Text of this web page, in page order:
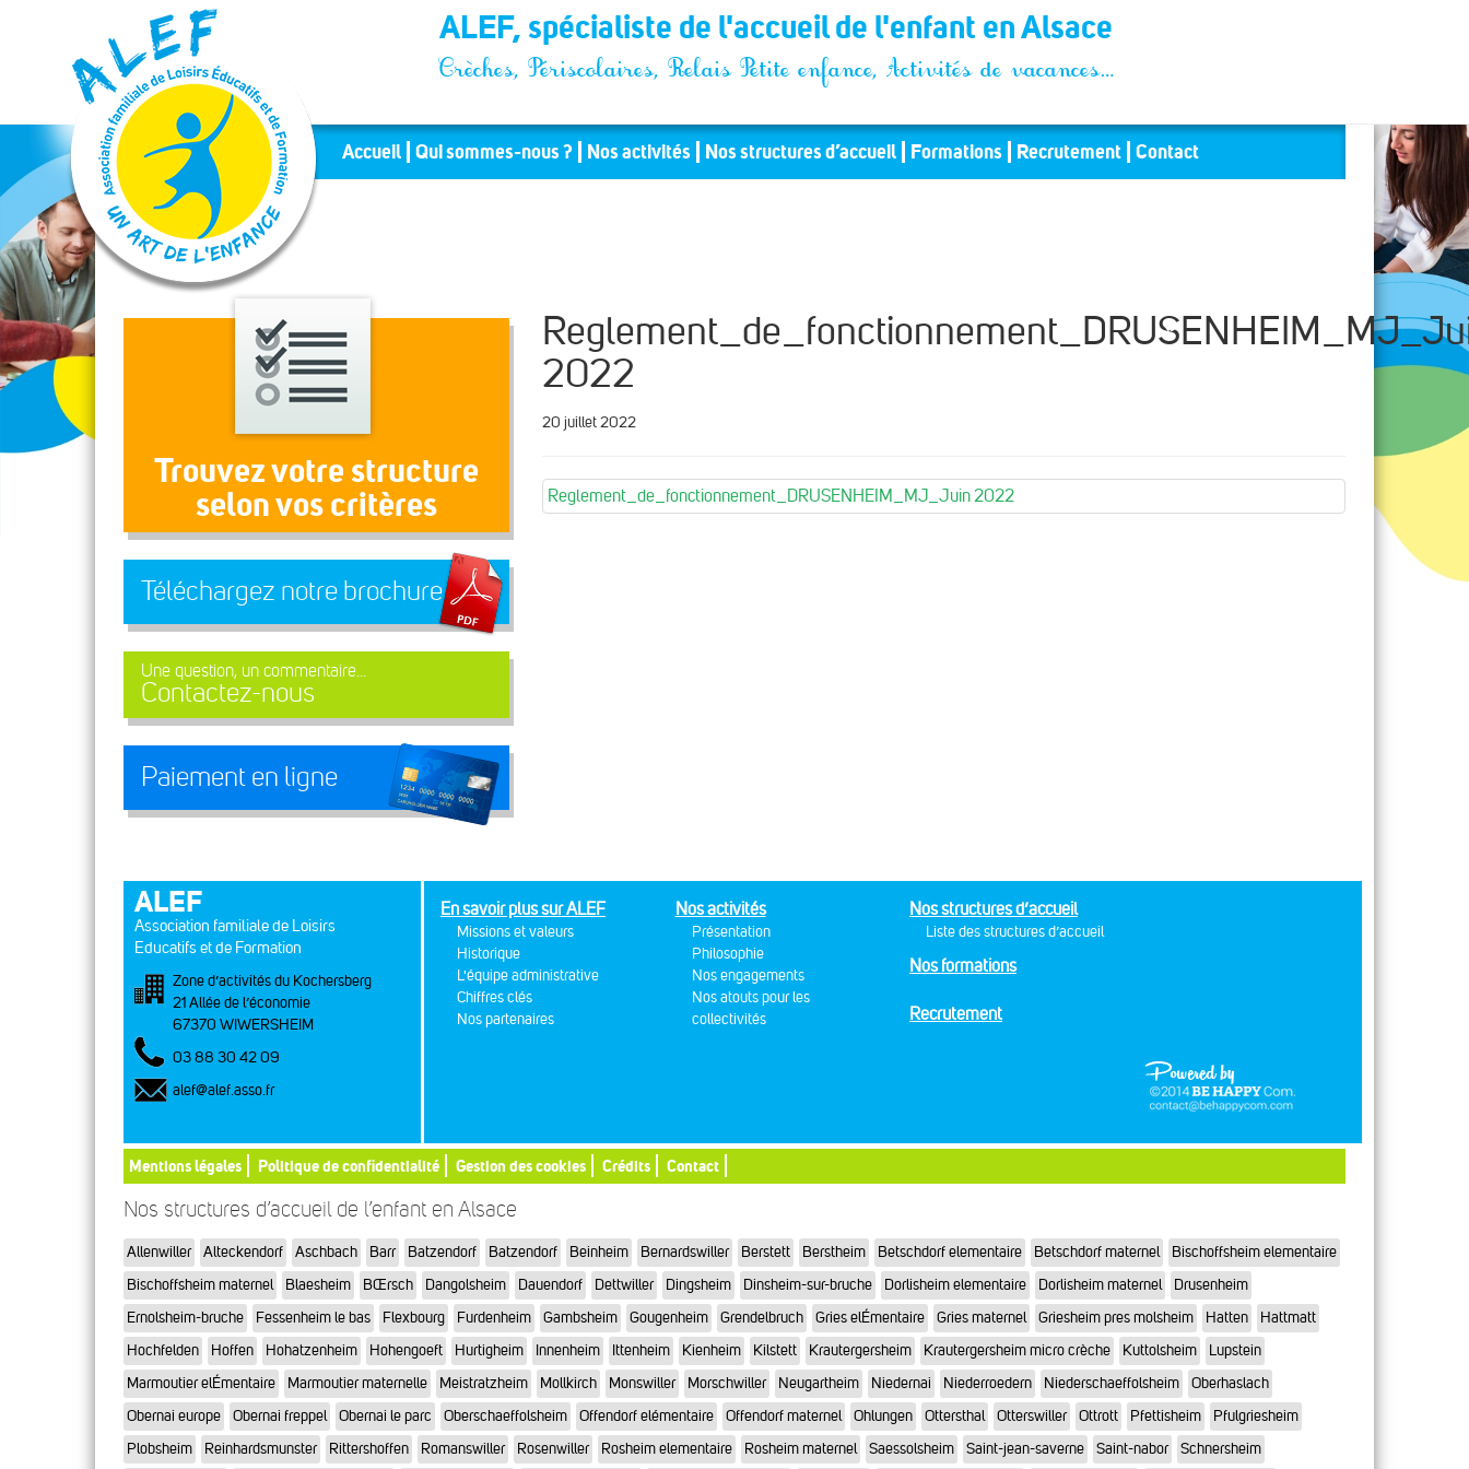
Panneau de gestion des cookies ALEF, spécialiste de l'accueil de l'enfant en Alsace
Crèches, Périscolaires, Relais Petite enfance, Activités de vacances…
Accueil Qui sommes-nous ? Nos activités Nos structures d’accueil Formations Recrutement Contact
Trouvez votre structure
selon vos critères
Téléchargez notre brochure
Une question, un commentaire...
Contactez-nous
Paiement en ligne
2022
20 juillet 2022
Reglement_de_fonctionnement_DRUSENHEIM_MJ_Juin 2022
ALEF
Association familiale de Loisirs
Educatifs et de Formation
Zone d’activités du Kochersberg
21 Allée de l’économie
67370 WIWERSHEIM
03 88 30 42 09
alef@alef.asso.fr
En savoir plus sur ALEF
Missions et valeurs
Historique
L'équipe administrative
Chiffres clés
Nos partenaires
Nos activités
Présentation
Philosophie
Nos engagements
Nos atouts pour les
collectivités
Nos structures d’accueil
Liste des structures d’accueil
Nos formations
Recrutement
Mentions légales Politique de confidentialité Gestion des cookies Crédits Contact
Nos structures d’accueil de l’enfant en Alsace
Allenwiller Alteckendorf Aschbach Barr Batzendorf Batzendorf Beinheim Bernardswiller Berstett Berstheim Betschdorf elementaire Betschdorf maternel
Bischoffsheim elementaire
Bischoffsheim maternel
Blaesheim BŒrsch Dangolsheim Dauendorf Dettwiller Dingsheim Dinsheim-sur-bruche Dorlisheim elementaire Dorlisheim maternel
Drusenheim
Ernolsheim-bruche
Fessenheim le bas Flexbourg Furdenheim Gambsheim Gougenheim Grendelbruch Gries elÉmentaire Gries maternel Griesheim pres molsheim Hatten
Hattmatt
Hochfelden
Hoffen Hohatzenheim Hohengoeft Hurtigheim Innenheim Ittenheim Kienheim Kilstett Krautergersheim Krautergersheim micro crèche Kuttolsheim
Lupstein
Marmoutier elÉmentaire
Marmoutier maternelle Meistratzheim Mollkirch Monswiller Morschwiller Neugartheim Niedernai Niederroedern Niederschaeffolsheim
Oberhaslach
Obernai europe
Obernai freppel Obernai le parc Oberschaeffolsheim Offendorf elémentaire Offendorf maternel Ohlungen Ottersthal Otterswiller Ottrott Pfettisheim
Pfulgriesheim
Plobsheim
Reinhardsmunster Rittershoffen Romanswiller Rosenwiller Rosheim elementaire Rosheim maternel Saessolsheim Saint-jean-saverne Saint-nabor Schnersheim